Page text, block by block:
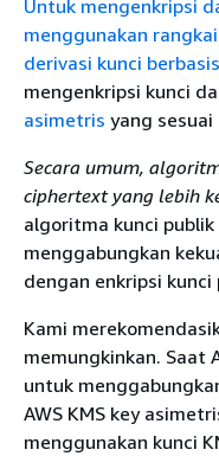
Untuk mengenkripsi
menggunakan
derivasi kunci
mengenkripsi kunci
asimetris yang sesuai
Secara umum,
ciphertext yang lebih
algoritma kunci
menggabungkan
dengan enkripsi kunci
Kami
memungkinkan. Saat
untuk
AWS KMS key
menggunakan kunci